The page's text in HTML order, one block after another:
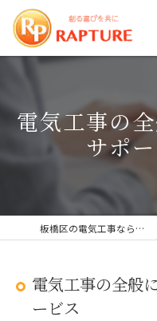
電気工事の
サポ
板橋区の電気工事なら株式会社ラプチャー
電気工事の全般
ービス